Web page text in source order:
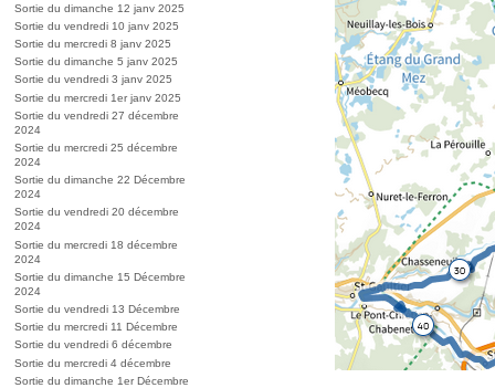
Sortie du dimanche 12 janv 2025
Sortie du vendredi 10 janv 2025
Sortie du mercredi 8 janv 2025
Sortie du dimanche 5 janv 2025
Sortie du vendredi 3 janv 2025
Sortie du mercredi 1er janv 2025
Sortie du vendredi 27 décembre
2024
Sortie du mercredi 25 décembre
2024
Sortie du dimanche 22 Décembre
2024
Sortie du vendredi 20 décembre
2024
Sortie du mercredi 18 décembre
2024
Sortie du dimanche 15 Décembre
2024
Sortie du vendredi 13 Décembre
Sortie du mercredi 11 Décembre
Sortie du vendredi 6 décembre
Sortie du mercredi 4 décembre
Sortie du dimanche 1er Décembre